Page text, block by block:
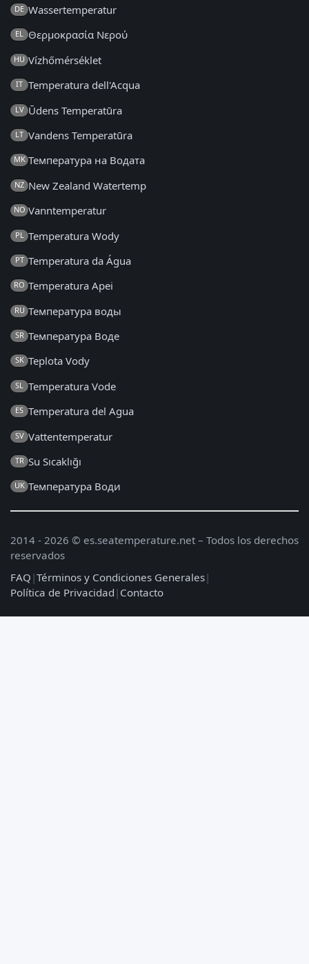
DE Wassertemperatur
EL Θερμοκρασία Νερού
HU Vízhőmérséklet
IT Temperatura dell'Acqua
LV Ūdens Temperatūra
LT Vandens Temperatūra
MK Температура на Водата
NZ New Zealand Watertemp
NO Vanntemperatur
PL Temperatura Wody
PT Temperatura da Água
RO Temperatura Apei
RU Температура воды
SR Температура Воде
SK Teplota Vody
SL Temperatura Vode
ES Temperatura del Agua
SV Vattentemperatur
TR Su Sıcaklığı
UK Температура Води
2014 - 2026 © es.seatemperature.net – Todos los derechos
reservados
FAQ |Términos y Condiciones Generales|
Política de Privacidad | Contacto